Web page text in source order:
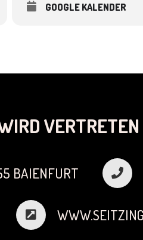
GOOGLE KALENDER
BAIENFURT